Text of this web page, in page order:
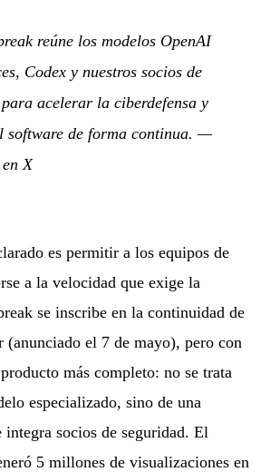
reúne los modelos OpenAI
Codex y nuestros socios de
acelerar la ciberdefensa y
software de forma continua. —
X
es permitir a los equipos de
a la velocidad que exige la
se inscribe en la continuidad de
(anunciado el 7 de mayo), pero con
más completo: no se trata
especializado, sino de una
integra socios de seguridad. El
5 millones de visualizaciones en